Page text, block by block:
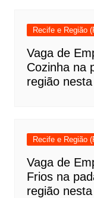
Recife e Região
Vaga de
Cozinha na
região
Recife e Região
Vaga de
Frios na
região